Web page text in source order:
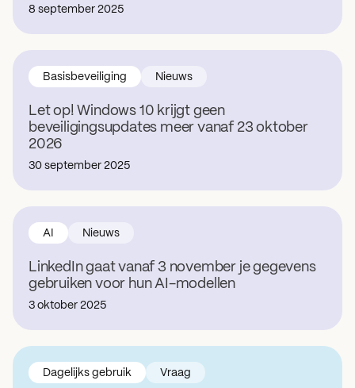
8 september 2025
Let op! Windows 10 krijgt geen
beveiligingsupdates meer vanaf 23 oktober
2026
Basisbeveiliging Nieuws
30 september 2025
LinkedIn gaat vanaf 3 november je gegevens
gebruiken voor hun AI-modellen
AI Nieuws
3 oktober 2025
Dagelijks gebruik Vraag